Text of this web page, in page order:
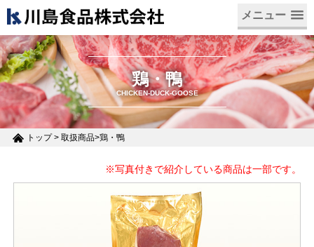
メニュー
鶏・鴨
CHICKEN-DUCK-GOOSE
トップ> 取扱商品>鶏・鴨
※写真付きで紹介している商品は一部です。